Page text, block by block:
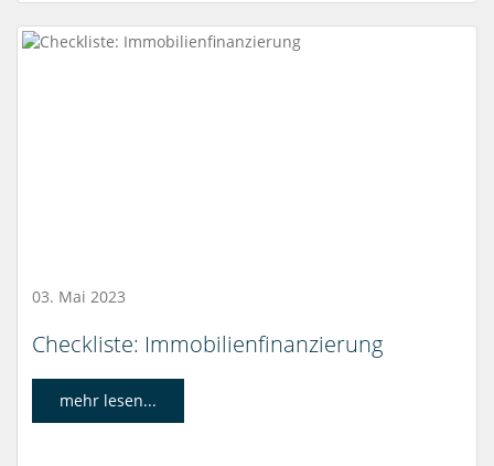
03. Mai 2023
Checkliste: Immobilienfinanzierung
mehr lesen...